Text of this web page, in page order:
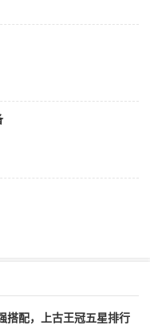
搭配，上古王冠五星排行